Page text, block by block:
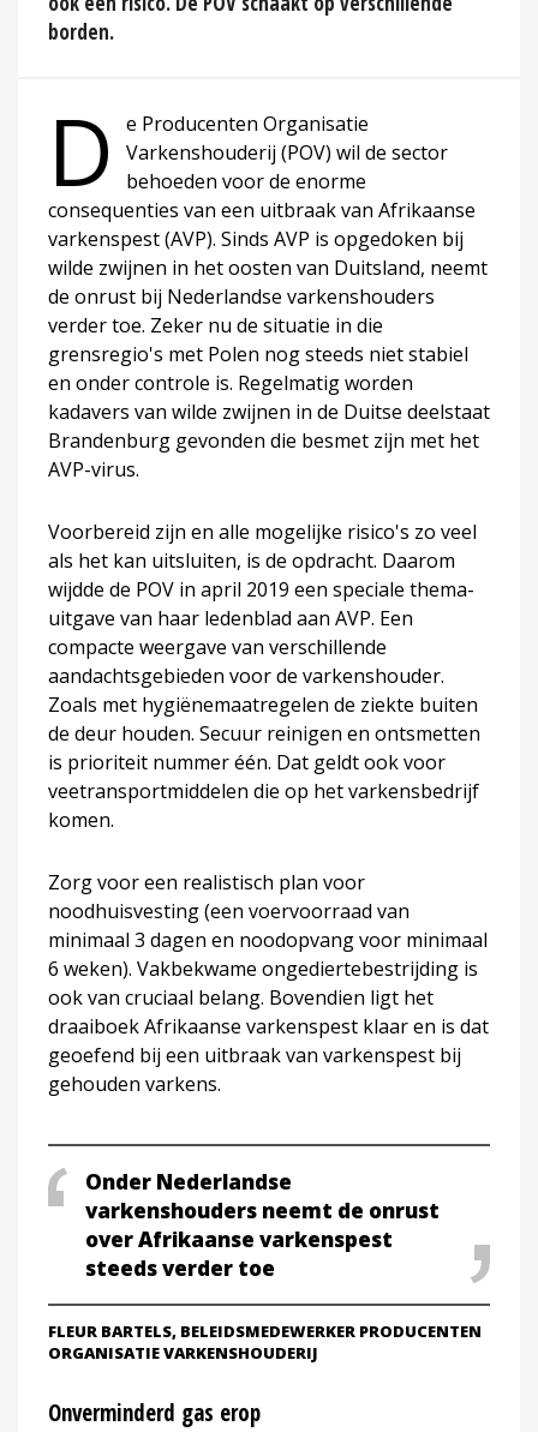
borden.
D
e Producenten Organisatie
Varkenshouderij (POV) wil de sector
behoeden voor de enorme
consequenties van een uitbraak van Afrikaanse
varkenspest (AVP). Sinds AVP is opgedoken bij
wilde zwijnen in het oosten van Duitsland, neemt
de onrust bij Nederlandse varkenshouders
verder toe. Zeker nu de situatie in die
grensregio's met Polen nog steeds niet stabiel
en onder controle is. Regelmatig worden
kadavers van wilde zwijnen in de Duitse deelstaat
Brandenburg gevonden die besmet zijn met het
AVP-virus.
Voorbereid zijn en alle mogelijke risico's zo veel
als het kan uitsluiten, is de opdracht. Daarom
wijdde de POV in april 2019 een speciale thema-
uitgave van haar ledenblad aan AVP. Een
compacte weergave van verschillende
aandachtsgebieden voor de varkenshouder.
Zoals met hygiënemaatregelen de ziekte buiten
de deur houden. Secuur reinigen en ontsmetten
is prioriteit nummer één. Dat geldt ook voor
veetransportmiddelen die op het varkensbedrijf
komen.
Zorg voor een realistisch plan voor
noodhuisvesting (een voervoorraad van
minimaal 3 dagen en noodopvang voor minimaal
6 weken). Vakbekwame ongediertebestrijding is
ook van cruciaal belang. Bovendien ligt het
draaiboek Afrikaanse varkenspest klaar en is dat
geoefend bij een uitbraak van varkenspest bij
gehouden varkens.
Onder Nederlandse
varkenshouders neemt de onrust
over Afrikaanse varkenspest
steeds verder toe
FLEUR BARTELS, BELEIDSMEDEWERKER PRODUCENTEN
ORGANISATIE VARKENSHOUDERIJ
Onverminderd gas erop